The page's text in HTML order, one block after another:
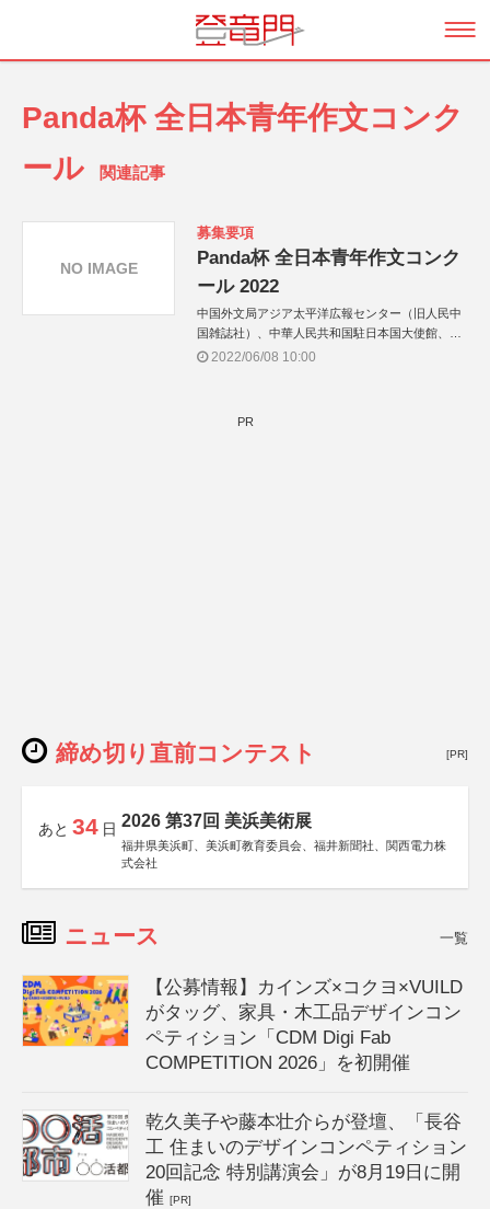
Panda杯 全日本青年作文コンク
ール
関連記事
募集要項
Panda杯 全日本青年作文コンク
ール 2022
中国外文局アジア太平洋広報センター（旧人民中
国雑誌社）、中華人民共和国駐日本国大使館、公
益財団法人日本科学協会
2022/06/08 10:00
NO IMAGE
PR
締め切り直前コンテスト [PR]
あと 34 日 2026 第37回 美浜美術展
福井県美浜町、美浜町教育委員会、福井新聞社、関西電力株
式会社
ニュース 一覧
【公募情報】カインズ×コクヨ×VUILD
がタッグ、家具・木工品デザインコン
ペティション「CDM Digi Fab
COMPETITION 2026」を初開催
乾久美子や藤本壮介らが登壇、「長谷
工 住まいのデザインコンペティション
20回記念 特別講演会」が8月19日に開
催[PR]